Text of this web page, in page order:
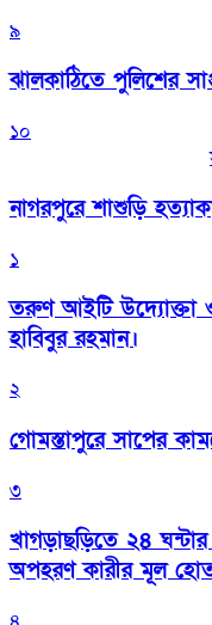
৯
‎ঝালকাঠিতে পুলিশের
১০
নাগরপুরে শাশুড়ি
১
তরুণ আইটি উদ্যোক্তা ও
হাবিবুর রহমান।
২
গোমস্তাপুরে সাপের
৩
খাগড়াছড়িতে ২৪
অপহরণ কারীর মূল